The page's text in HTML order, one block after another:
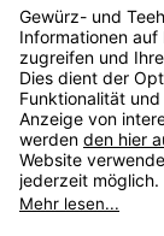
Service-
Service
Unternehmen
Alle